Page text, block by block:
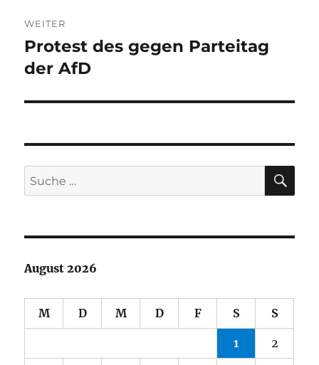
WEITER
Nächster
Beitrag:
Protest des gegen Parteitag
der AfD
Suche
nach:
August 2026
M D M D F S S
1 2